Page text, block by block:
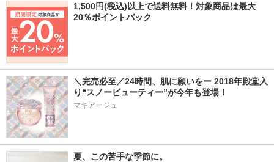
1,500円(税込)以上で送料無料！対象商品は最大
20％ポイントバック
＼完売必至／24時間、肌に願いをー 2018年殿堂入
り“スノービューティー”が今年も登場！
マキアージュ
夏、この苦手な季節に。